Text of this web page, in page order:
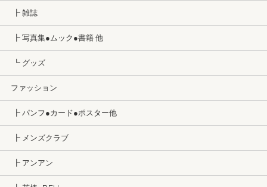
┣ 雑誌
┣ 写真集●ムック●書籍 他
┗ グッズ
ファッション
┣ パンフ●カード●ポスター他
┣ メンズクラブ
┣ アンアン